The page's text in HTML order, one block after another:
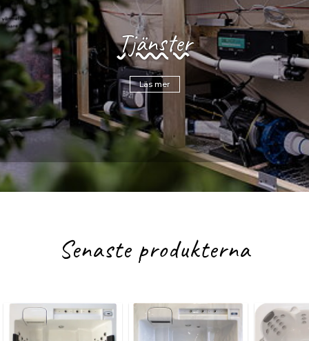
Tjänster
Läs mer
Senaste produkterna